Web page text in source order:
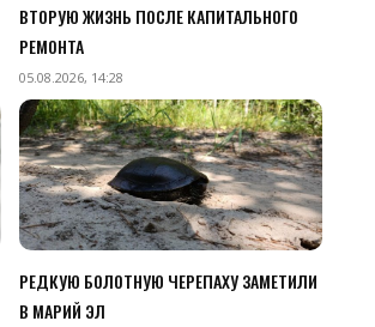
ВТОРУЮ ЖИЗНЬ ПОСЛЕ КАПИТАЛЬНОГО
РЕМОНТА
05.08.2026, 14:28
РЕДКУЮ БОЛОТНУЮ ЧЕРЕПАХУ ЗАМЕТИЛИ
В МАРИЙ ЭЛ